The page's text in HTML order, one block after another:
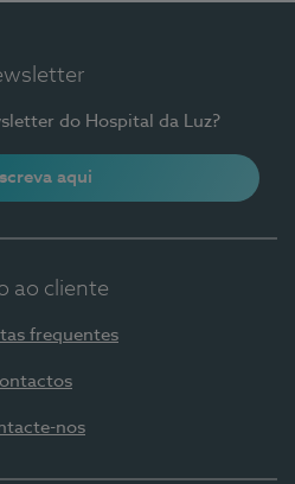
do Hospital da Luz?
aqui
ao cliente
frequentes
nos